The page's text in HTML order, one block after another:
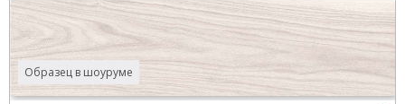
Образец в шоуруме